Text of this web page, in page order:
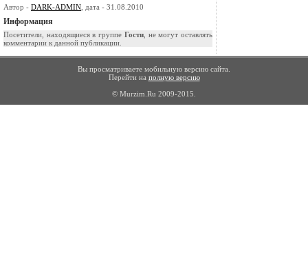
Автор - DARK-ADMIN , дата - 31.08.2010
Информация
Посетители, находящиеся в группе Гости, не могут оставлять
комментарии к данной публикации.
Вы просматриваете мобильную версию сайта.
Перейти на полную версию
© Murzim.Ru 2009-2015.